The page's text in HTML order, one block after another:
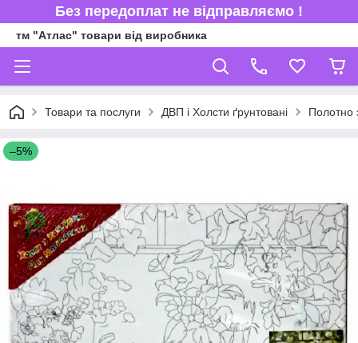
Без передоплат не відправляємо !
тм "Атлас" товари від виробника
Товари та послуги ДВП і Холсти ґрунтовані Полотно
–5%